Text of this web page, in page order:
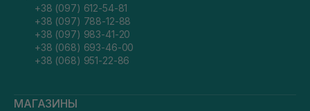
+38 (097) 612-54-81
+38 (097) 788-12-88
+38 (097) 983-41-20
+38 (068) 693-46-00
+38 (068) 951-22-86
МАГАЗИНЫ